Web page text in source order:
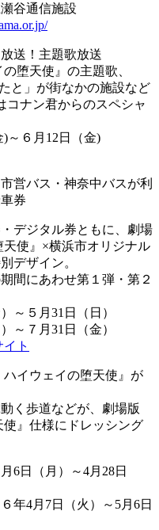
谷通信施設
送！主題歌放送
堕天使』の主題歌、
と」が街なかの施設など
コナン君からのスペシャ
～６月12日（金)
営バス・神奈中バスが利
券
デジタル券ともに、劇場
使』×横浜市オリジナル
デザイン。
間にあわせ第１弾・第２
～５月31日（日）
～７月31日（金）
ト
イウェイの堕天使』が
く歩道などが、劇場版
使』仕様にドレッシング
6日（月）～4月28日
年4月7日（⽕）～5月6日